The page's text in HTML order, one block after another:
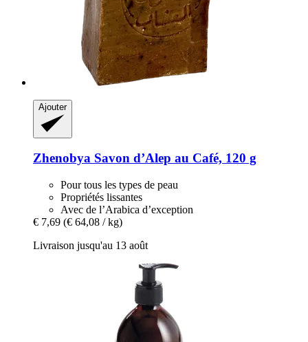
Ajouter
Zhenobya Savon d’Alep au Café, 120 g
Pour tous les types de peau
Propriétés lissantes
Avec de l’Arabica d’exception
€ 7,69 (€ 64,08 / kg)
Livraison jusqu'au 13 août